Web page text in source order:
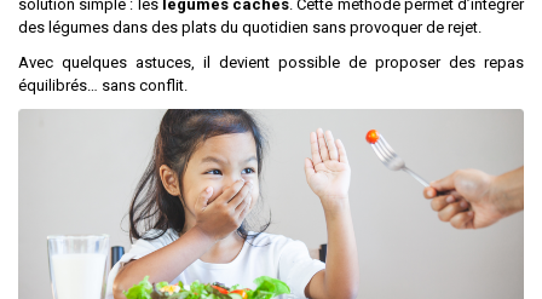
solution simple : les légumes cachés. Cette méthode permet d’intégrer
des légumes dans des plats du quotidien sans provoquer de rejet.
Avec quelques astuces, il devient possible de proposer des repas
équilibrés… sans conflit.